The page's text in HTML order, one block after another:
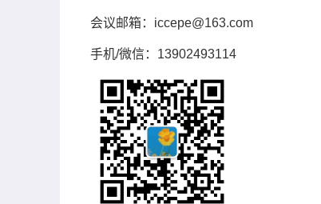
会议邮箱：iccepe@163.com
手机/微信：13902493114